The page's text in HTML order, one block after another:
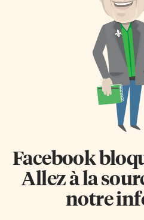
immigrants et franco-torontois,
faisant partie du Programme
Accueil. Une vingtaine de
convives et bénévoles du CFT
se sont rencontrés au Café
Franco du mois de janvier,
vendredi dernier, de 18h à 20h.
Facebook
Allez à la
notre